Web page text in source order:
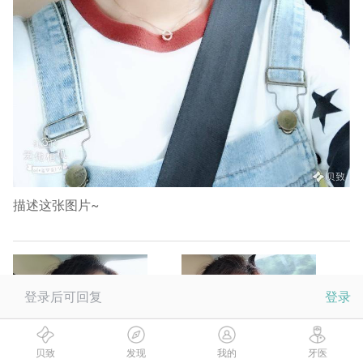
描述这张图片~
登录后可回复 登录
贝致 发现 我的 牙医